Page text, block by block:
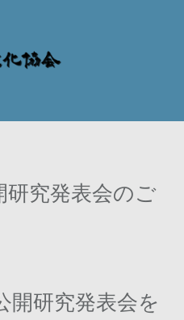
研究発表会のご
開研究発表会を